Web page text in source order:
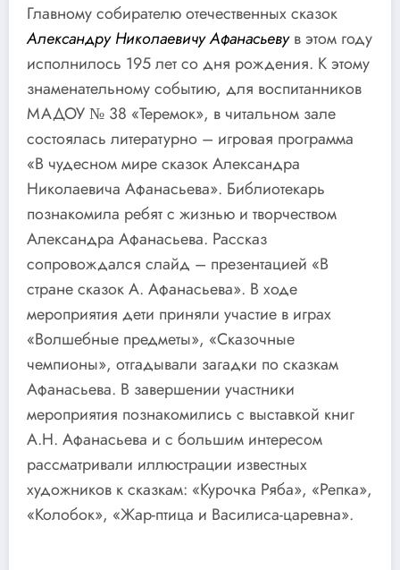
Главному собирателю отечественных сказок
Александру Николаевичу Афанасьевув этом году
исполнилось 195 лет со дня рождения. К этому
знаменательному событию, для воспитанников
МАДОУ № 38 «Теремок», в читальном зале
состоялась литературно – игровая программа
«В чудесном мире сказок Александра
Николаевича Афанасьева». Библиотекарь
познакомила ребят с жизнью и творчеством
Александра Афанасьева. Рассказ
сопровождался слайд – презентацией «В
стране сказок А. Афанасьева». В ходе
мероприятия дети приняли участие в играх
«Волшебные предметы», «Сказочные
чемпионы», отгадывали загадки по сказкам
Афанасьева. В завершении участники
мероприятия познакомились с выставкой книг
А.Н. Афанасьева и с большим интересом
рассматривали иллюстрации известных
художников к сказкам: «Курочка Ряба», «Репка»,
«Колобок», «Жар-птица и Василиса-царевна».